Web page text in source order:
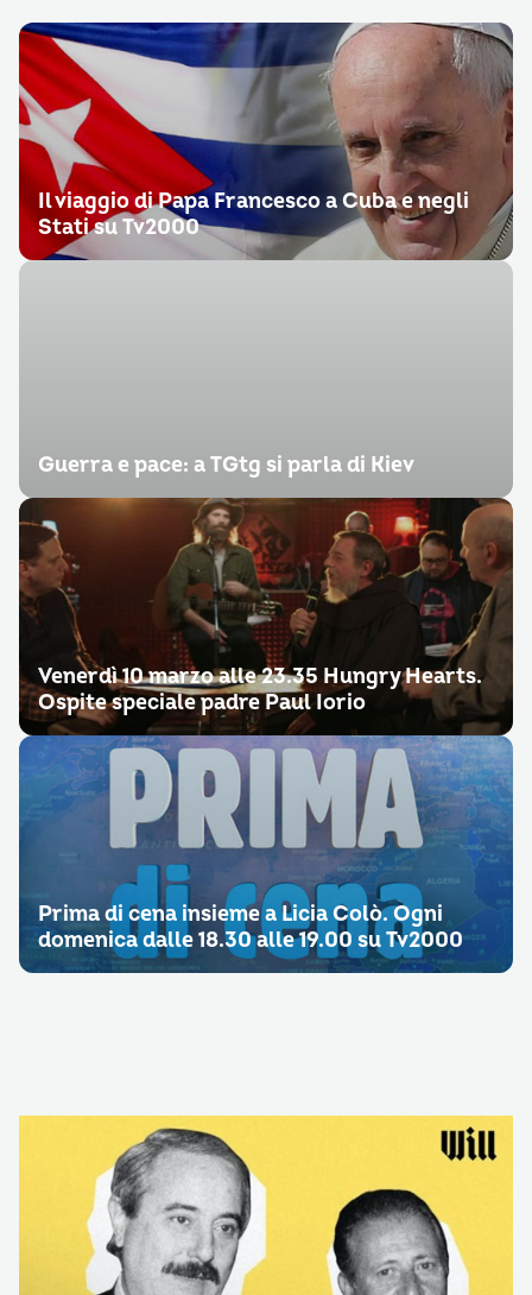
Il viaggio di Papa Francesco a Cuba e negli
Stati su Tv2000
Guerra e pace: a TGtg si parla di Kiev
Venerdì 10 marzo alle 23.35 Hungry Hearts.
Ospite speciale padre Paul Iorio
Prima di cena insieme a Licia Colò. Ogni
domenica dalle 18.30 alle 19.00 su Tv2000